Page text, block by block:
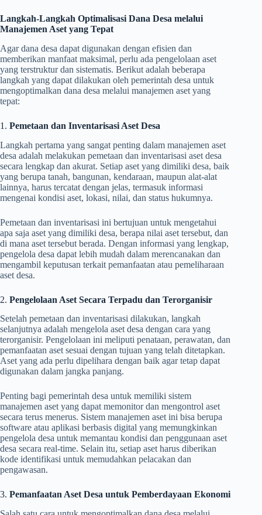
Langkah-Langkah Optimalisasi Dana Desa melalui
Manajemen Aset yang Tepat
Agar dana desa dapat digunakan dengan efisien dan
memberikan manfaat maksimal, perlu ada pengelolaan aset
yang terstruktur dan sistematis. Berikut adalah beberapa
langkah yang dapat dilakukan oleh pemerintah desa untuk
mengoptimalkan dana desa melalui manajemen aset yang
tepat:
1. Pemetaan dan Inventarisasi Aset Desa
Langkah pertama yang sangat penting dalam manajemen aset
desa adalah melakukan pemetaan dan inventarisasi aset desa
secara lengkap dan akurat. Setiap aset yang dimiliki desa, baik
yang berupa tanah, bangunan, kendaraan, maupun alat-alat
lainnya, harus tercatat dengan jelas, termasuk informasi
mengenai kondisi aset, lokasi, nilai, dan status hukumnya.
Pemetaan dan inventarisasi ini bertujuan untuk mengetahui
apa saja aset yang dimiliki desa, berapa nilai aset tersebut, dan
di mana aset tersebut berada. Dengan informasi yang lengkap,
pengelola desa dapat lebih mudah dalam merencanakan dan
mengambil keputusan terkait pemanfaatan atau pemeliharaan
aset desa.
2. Pengelolaan Aset Secara Terpadu dan Terorganisir
Setelah pemetaan dan inventarisasi dilakukan, langkah
selanjutnya adalah mengelola aset desa dengan cara yang
terorganisir. Pengelolaan ini meliputi penataan, perawatan, dan
pemanfaatan aset sesuai dengan tujuan yang telah ditetapkan.
Aset yang ada perlu dipelihara dengan baik agar tetap dapat
digunakan dalam jangka panjang.
Penting bagi pemerintah desa untuk memiliki sistem
manajemen aset yang dapat memonitor dan mengontrol aset
secara terus menerus. Sistem manajemen aset ini bisa berupa
software atau aplikasi berbasis digital yang memungkinkan
pengelola desa untuk memantau kondisi dan penggunaan aset
desa secara real-time. Selain itu, setiap aset harus diberikan
kode identifikasi untuk memudahkan pelacakan dan
pengawasan.
3. Pemanfaatan Aset Desa untuk Pemberdayaan Ekonomi